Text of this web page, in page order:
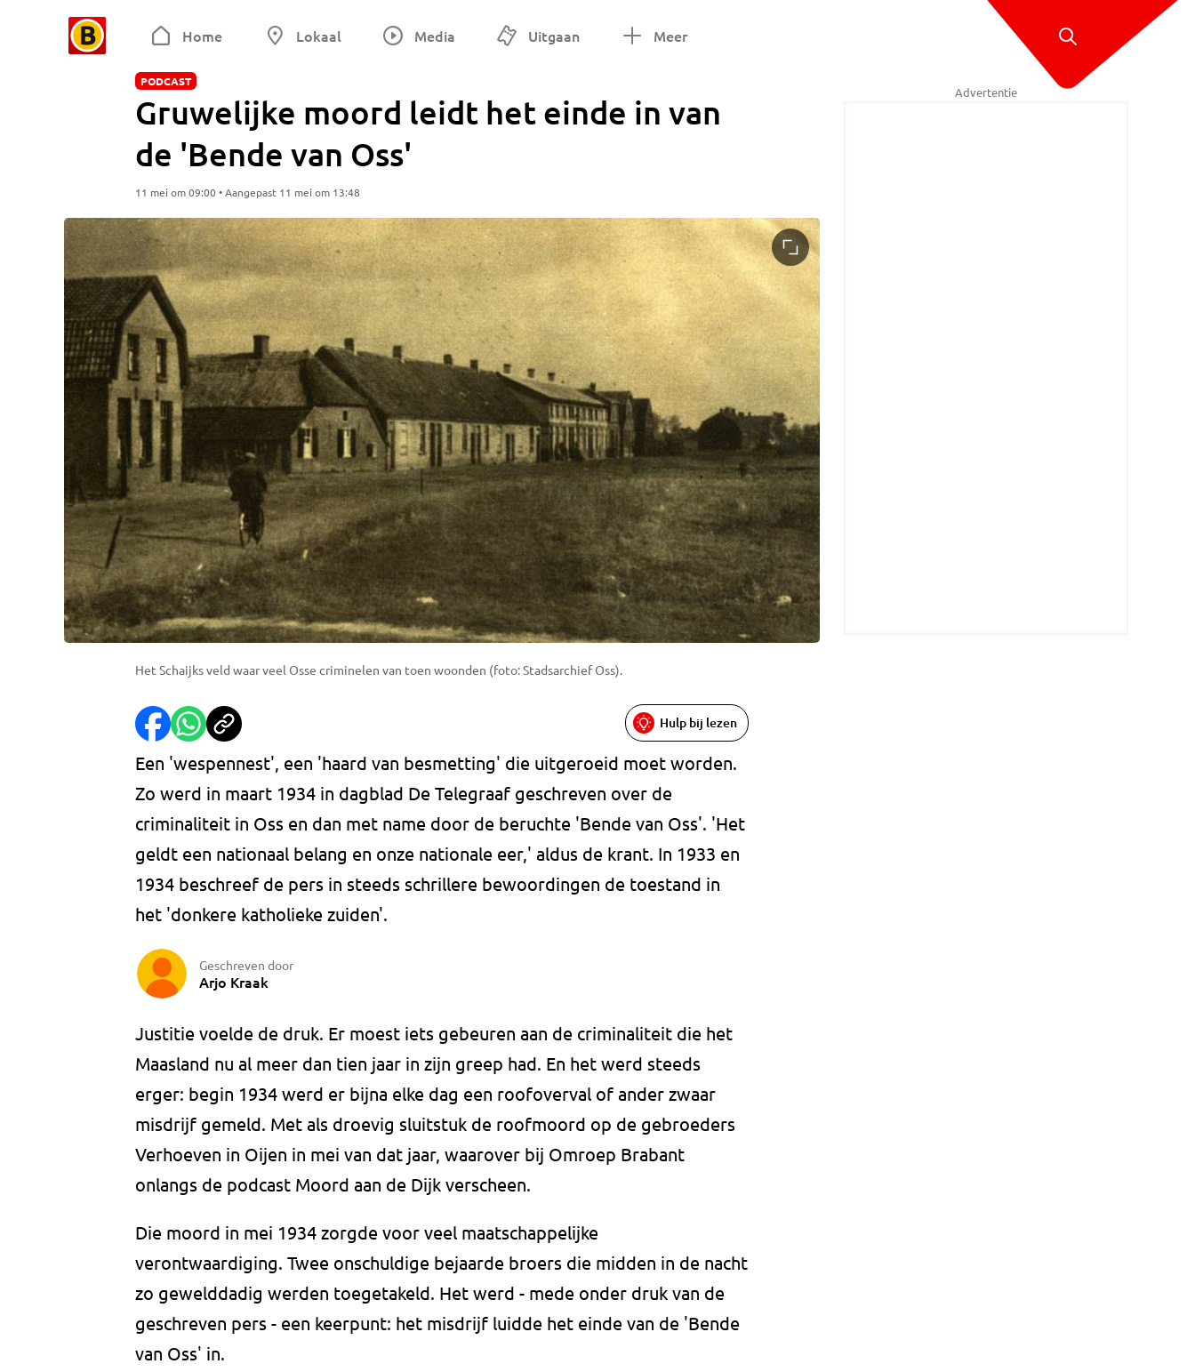
Home Lokaal Media Uitgaan Meer
PODCAST
Gruwelijke moord leidt het einde in van
de 'Bende van Oss'
11 mei om 09:00 • Aangepast 11 mei om 13:48
Het Schaijks veld waar veel Osse criminelen van toen woonden (foto: Stadsarchief Oss).
Hulp bij lezen
Een 'wespennest', een 'haard van besmetting' die uitgeroeid moet worden.
Zo werd in maart 1934 in dagblad De Telegraaf geschreven over de
criminaliteit in Oss en dan met name door de beruchte 'Bende van Oss'. 'Het
geldt een nationaal belang en onze nationale eer,' aldus de krant. In 1933 en
1934 beschreef de pers in steeds schrillere bewoordingen de toestand in
het 'donkere katholieke zuiden'.
Geschreven door
Arjo Kraak
Justitie voelde de druk. Er moest iets gebeuren aan de criminaliteit die het
Maasland nu al meer dan tien jaar in zijn greep had. En het werd steeds
erger: begin 1934 werd er bijna elke dag een roofoverval of ander zwaar
misdrijf gemeld. Met als droevig sluitstuk de roofmoord op de gebroeders
Verhoeven in Oijen in mei van dat jaar, waarover bij Omroep Brabant
onlangs de podcast Moord aan de Dijk verscheen.
Die moord in mei 1934 zorgde voor veel maatschappelijke
verontwaardiging. Twee onschuldige bejaarde broers die midden in de nacht
zo gewelddadig werden toegetakeld. Het werd - mede onder druk van de
geschreven pers - een keerpunt: het misdrijf luidde het einde van de 'Bende
van Oss' in.
Advertentie